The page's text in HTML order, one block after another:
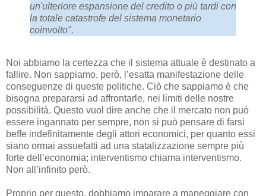
un'ulteriore espansione del credito o più tardi con
la totale catastrofe del sistema monetario
coinvolto".
Noi abbiamo la certezza che il sistema attuale è destinato a
fallire. Non sappiamo, però, l’esatta manifestazione delle
conseguenze di queste politiche. Ciò che sappiamo è che
bisogna prepararsi ad affrontarle, nei limiti delle nostre
possibilità. Questo vuol dire anche che il mercato non può
essere ingannato per sempre, non si può pensare di farsi
beffe indefinitamente degli attori economici, per quanto essi
siano ormai assuefatti ad una statalizzazione sempre più
forte dell’economia; interventismo chiama interventismo.
Non all’infinito però.
Proprio per questo, dobbiamo imparare a maneggiare con